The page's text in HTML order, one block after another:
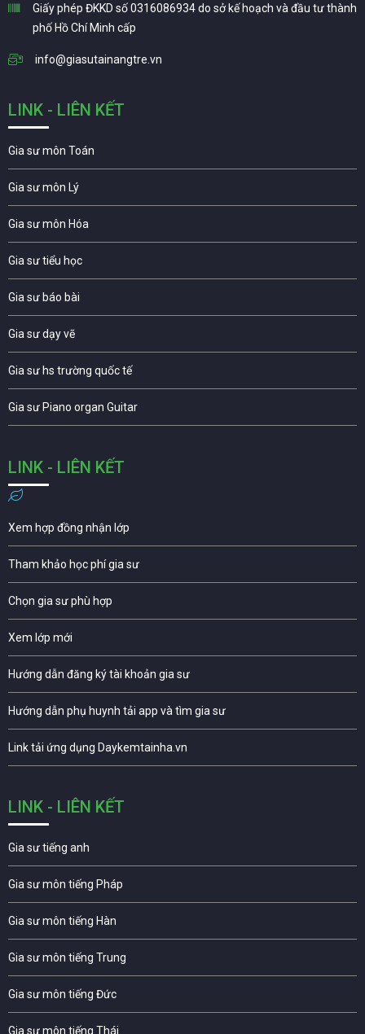
Giấy phép ĐKKD số 0316086934 do sở kế hoạch và đầu tư thành
phố Hồ Chí Minh cấp
info@giasutainangtre.vn
LINK - LIÊN KẾT
Gia sư môn Toán
Gia sư môn Lý
Gia sư môn Hóa
Gia sư tiểu học
Gia sư báo bài
Gia sư dạy vẽ
Gia sư hs trường quốc tế
Gia sư Piano organ Guitar
LINK - LIÊN KẾT
Xem hợp đồng nhận lớp
Tham khảo học phí gia sư
Chọn gia sư phù hợp
Xem lớp mới
Hướng dẫn đăng ký tài khoản gia sư
Hướng dẫn phụ huynh tải app và tìm gia sư
Link tải ứng dụng Daykemtainha.vn
LINK - LIÊN KẾT
Gia sư tiếng anh
Gia sư môn tiếng Pháp
Gia sư môn tiếng Hàn
Gia sư môn tiếng Trung
Gia sư môn tiếng Đức
Gia sư môn tiếng Thái